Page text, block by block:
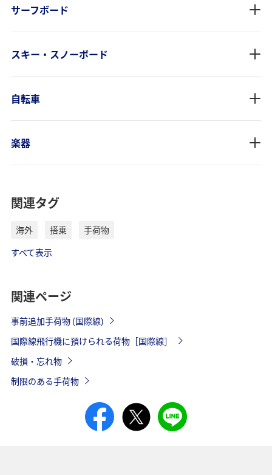
サーフボード
スキー・スノーボード
自転車
楽器
関連タグ
海外 搭乗
手荷物
すべて表示
関連ページ
事前追加手荷物 (国際線)
国際線飛行機に預けられる荷物［国際線］
破損・忘れ物
制限のある手荷物